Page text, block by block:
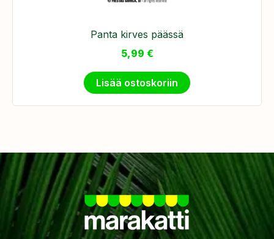
Panta kirves päässä
5,99 €
Lisää ostoskoriin